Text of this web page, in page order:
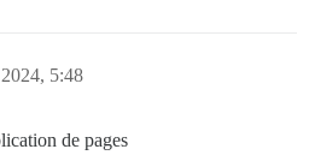
5:48
de pages